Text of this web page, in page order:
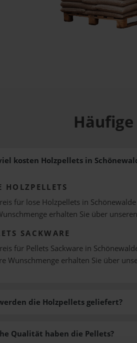
kosten Holzpellets in
HOLZPELLETS
für lose Holzpellets in
erhalten Sie über unseren
SACKWARE
für Pellets Sackware in
Wunschmenge erhalten Sie über
die Holzpellets geliefert?
Qualität haben die Pellets?